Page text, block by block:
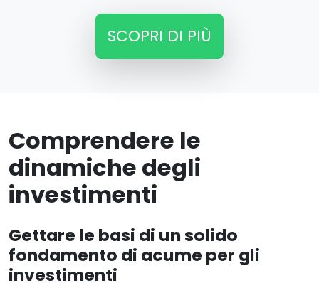
SCOPRI DI PIÙ
Comprendere le
dinamiche degli
investimenti
Gettare le basi di un solido
fondamento di acume per gli
investimenti